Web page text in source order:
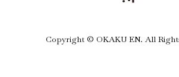
Copyright © OKAKU EN. All